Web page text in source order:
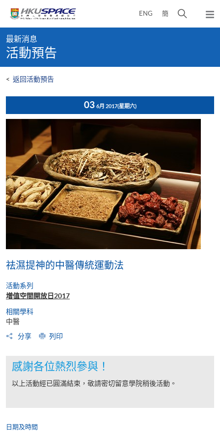
content
ENG 簡
開
彈
出
content
start
最新消息
活動預告
< 返回活動預告
03 6月 2017(星期六)
祛濕提神的中醫傳統運動法
活動系列
增值空間開放日2017
相關學科
中醫
分享
列印
感謝各位熱烈參與！
以上活動經已圓滿結束，敬請密切留意學院稍後活動。
日期及時間